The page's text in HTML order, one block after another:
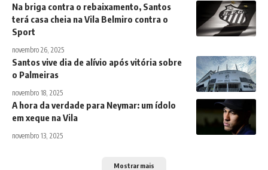
Na briga contra o rebaixamento, Santos
terá casa cheia na Vila Belmiro contra o
Sport
novembro 26, 2025
Santos vive dia de alívio após vitória sobre
o Palmeiras
novembro 18, 2025
A hora da verdade para Neymar: um ídolo
em xeque na Vila
novembro 13, 2025
Mostrar mais